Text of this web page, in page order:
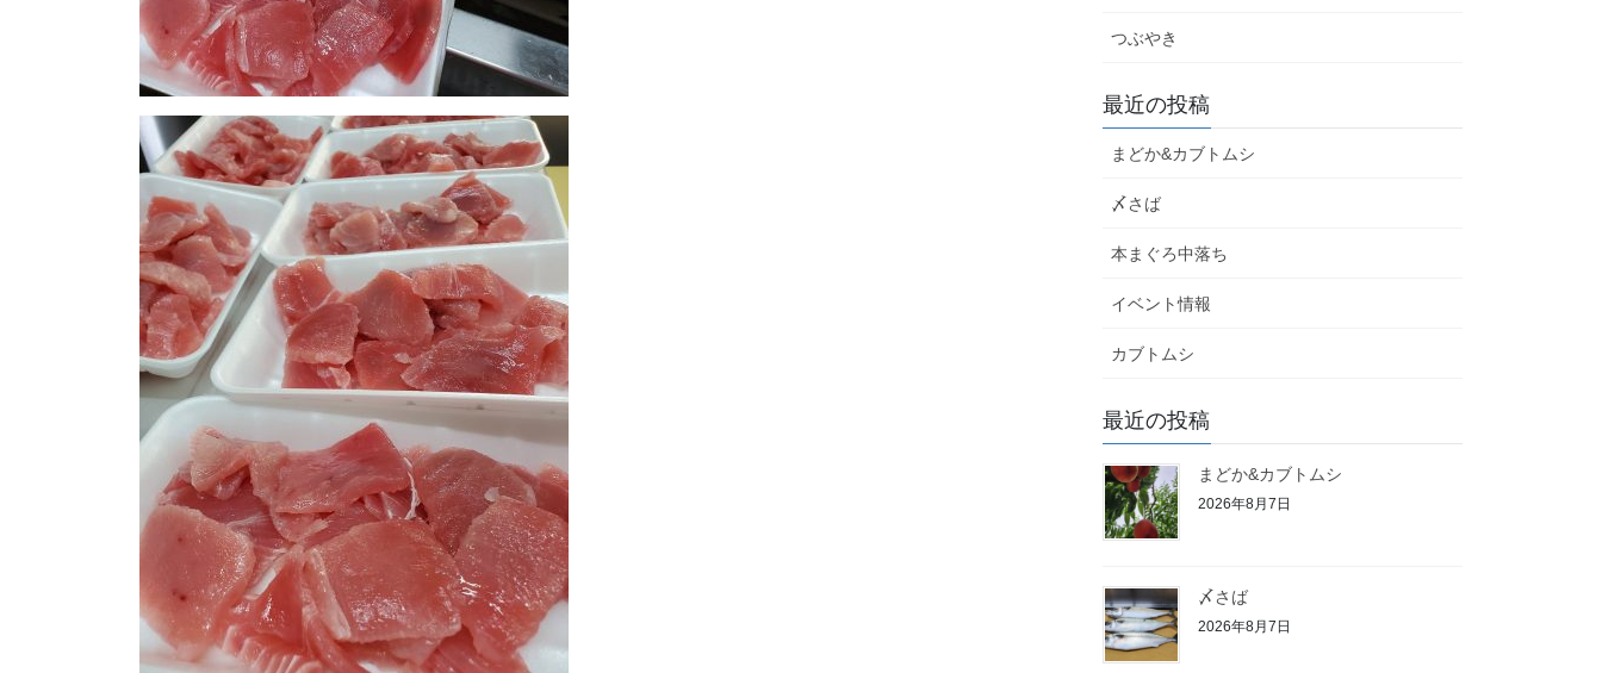
つぶやき
最近の投稿
まどか&カブトムシ
〆さば
本まぐろ中落ち
イベント情報
カブトムシ
最近の投稿
まどか&カブトムシ
2026年8月7日
〆さば
2026年8月7日